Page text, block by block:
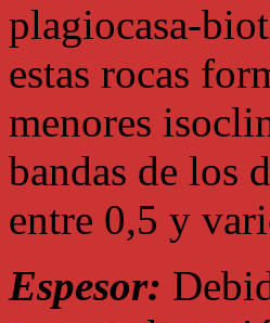
plagiocasa-
estas rocas
menores
bandas de los
entre 0,5 y
Espesor: